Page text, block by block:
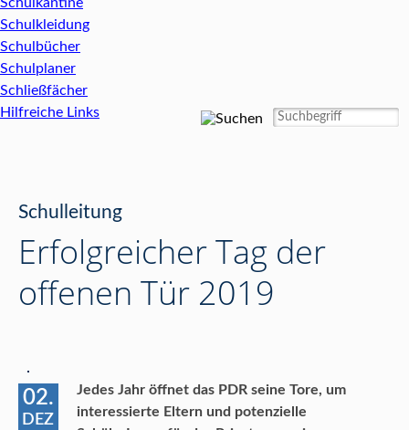
Schulkleidung
Schulbücher
Schulplaner
Schließfächer
Hilfreiche Links
Schulleitung
Erfolgreicher Tag der
offenen Tür 2019
02.
DEZ
Jedes Jahr öffnet das PDR seine Tore, um
interessierte Eltern und potenzielle